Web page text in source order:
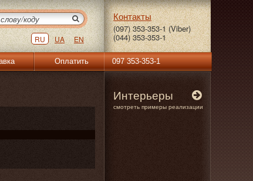
RU UA EN
Контакты
(097) 353-353-1 (Viber)
(044) 353-353-1
Оплатить 097 353-353-1
Интерьеры
смотреть примеры реализации